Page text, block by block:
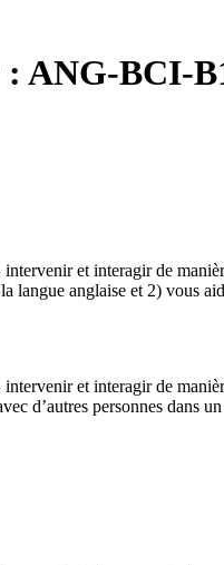
: ANG-BCI-
et interagir de
anglaise et 2) vous
et interagir de
d’autres personnes dans